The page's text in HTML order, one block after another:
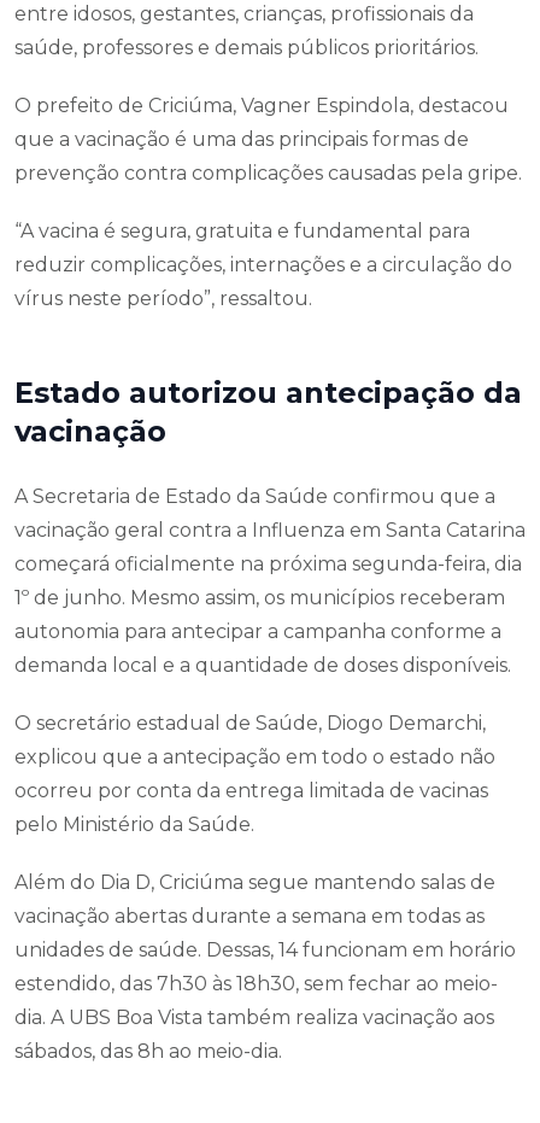
entre idosos, gestantes, crianças, profissionais da
saúde, professores e demais públicos prioritários.
O prefeito de Criciúma, Vagner Espindola, destacou
que a vacinação é uma das principais formas de
prevenção contra complicações causadas pela gripe.
“A vacina é segura, gratuita e fundamental para
reduzir complicações, internações e a circulação do
vírus neste período”, ressaltou.
Estado autorizou antecipação da
vacinação
A Secretaria de Estado da Saúde confirmou que a
vacinação geral contra a Influenza em Santa Catarina
começará oficialmente na próxima segunda-feira, dia
1º de junho. Mesmo assim, os municípios receberam
autonomia para antecipar a campanha conforme a
demanda local e a quantidade de doses disponíveis.
O secretário estadual de Saúde, Diogo Demarchi,
explicou que a antecipação em todo o estado não
ocorreu por conta da entrega limitada de vacinas
pelo Ministério da Saúde.
Além do Dia D, Criciúma segue mantendo salas de
vacinação abertas durante a semana em todas as
unidades de saúde. Dessas, 14 funcionam em horário
estendido, das 7h30 às 18h30, sem fechar ao meio-
dia. A UBS Boa Vista também realiza vacinação aos
sábados, das 8h ao meio-dia.